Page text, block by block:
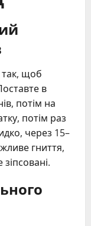
так, щоб
в
потім на
потім раз
через 15–
гниття,